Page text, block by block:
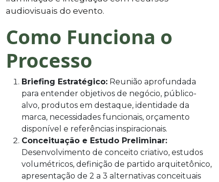
audiovisuais do evento.
Como Funciona o
Processo
Briefing Estratégico: Reunião aprofundada
para entender objetivos de negócio, público-
alvo, produtos em destaque, identidade da
marca, necessidades funcionais, orçamento
disponível e referências inspiracionais.
Conceituação e Estudo Preliminar:
Desenvolvimento de conceito criativo, estudos
volumétricos, definição de partido arquitetônico,
apresentação de 2 a 3 alternativas conceituais